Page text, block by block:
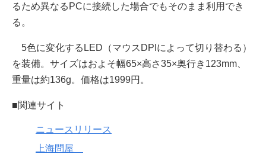
るため異なるPCに接続した場合でもそのまま利用でき
る。
5色に変化するLED（マウスDPIによって切り替わる）
を装備。サイズはおよそ幅65×高さ35×奥行き123mm、
重量は約136g。価格は1999円。
■関連サイト
ニュースリリース
上海問屋